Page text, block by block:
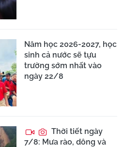
Năm học 2026-2027, học
sinh cả nước sẽ tựu
trường sớm nhất vào
ngày 22/8
Thời tiết ngày
7/8: Mưa rào, dông và